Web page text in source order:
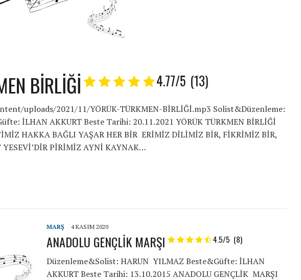
BİRLİĞİ 4.77/5 (13)
uploads/2021/11/YÖRÜK-TÜRKMEN-BİRLİĞİ.mp3 Solist&Düzenleme:
İLHAN AKKURT Beste Tarihi: 20.11.2021 YÖRÜK TÜRKMEN BİRLİĞİ
HAKKA BAĞLI YAŞAR HER BİR ERİMİZ DİLİMİZ BİR, FİKRİMİZ BİR,
PİRİMİZ AYNİ KAYNAK…
MARŞ 4 KASIM 2020
ANADOLU GENÇLİK MARŞI 4.5/5 (8)
Düzenleme&Solist: HARUN YILMAZ Beste&Güfte: İLHAN
AKKURT Beste Tarihi: 13.10.2015 ANADOLU GENÇLİK MARŞI